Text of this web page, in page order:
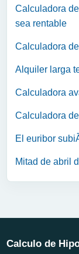
Calculadora
sea rentable
Calculadora
Alquiler larga
Calculadora
Calculadora
El euribor
Mitad de abril
Calculo de